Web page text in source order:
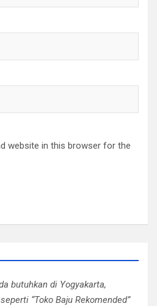
website in this browser for the
butuhkan di Yogyakarta,
“Toko Baju Rekomended”